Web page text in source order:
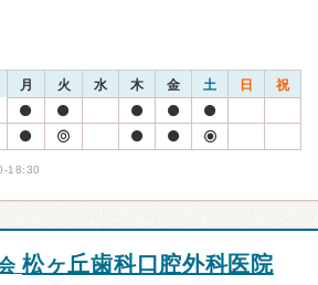
月 火 水 木 金 土 日 祝
18:30
松ヶ丘歯科口腔外科医院